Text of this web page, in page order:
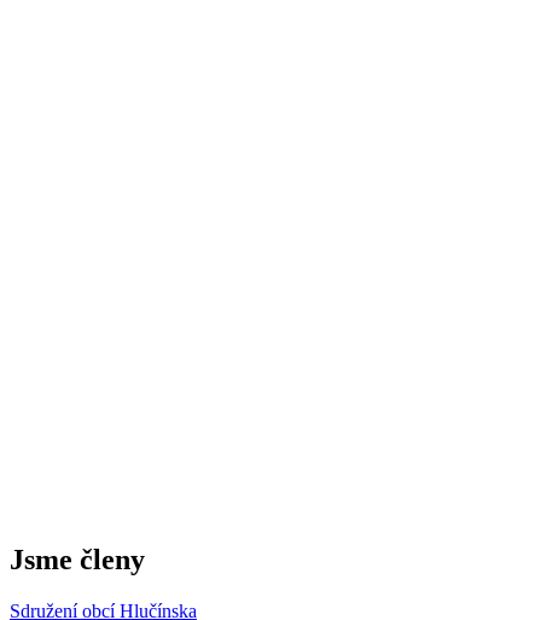
Jsme členy
Sdružení obcí Hlučínska